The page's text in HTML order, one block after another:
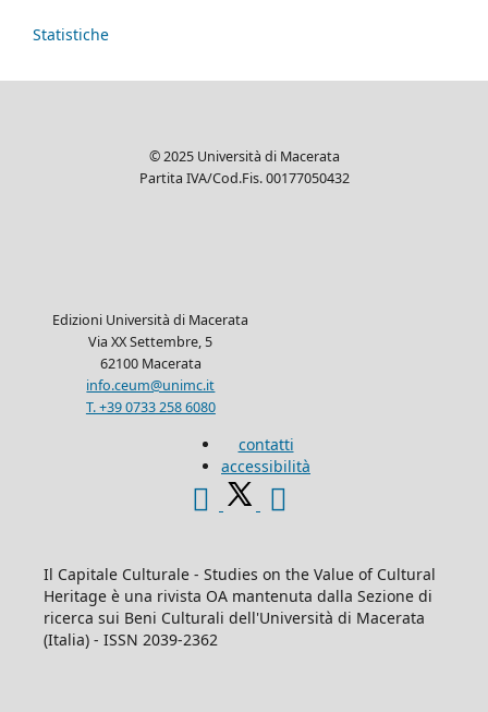
Statistiche
© 2025 Università di Macerata
Partita IVA/Cod.Fis. 00177050432
Edizioni Università di Macerata
Via XX Settembre, 5
62100 Macerata
info.ceum@unimc.it
T. +39 0733 258 6080
contatti
accessibilità
Il Capitale Culturale - Studies on the Value of Cultural
Heritage è una rivista OA mantenuta dalla Sezione di
ricerca sui Beni Culturali dell'Università di Macerata
(Italia) - ISSN 2039-2362